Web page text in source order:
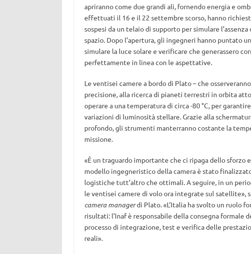
apriranno come due grandi ali, fornendo energia e
effettuati il 16 e il 22 settembre scorso, hanno
sospesi da un telaio di supporto per simulare
spazio. Dopo l’apertura, gli ingegneri hanno puntato
simulare la luce solare e verificare che generassero
perfettamente in linea con le aspettative.
Le ventisei camere a bordo di Plato – che
precisione, alla ricerca di pianeti terrestri in orbita
operare a una temperatura di circa -80 °C, per
variazioni di luminosità stellare. Grazie alla
profondo, gli strumenti manterranno costante la
missione.
«È un traguardo importante che ci ripaga dello sforzo
modello ingegneristico della camera è stato
logistiche tutt’altro che ottimali. A seguire, in un
le ventisei camere di volo ora integrate sul satellite»,
camera managerdi Plato. «L’Italia ha svolto un ruolo
risultati: l’Inaf è responsabile della consegna formale
processo di integrazione, test e verifica delle
reali».